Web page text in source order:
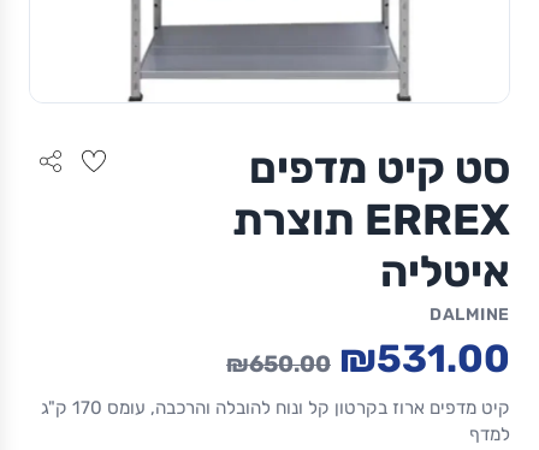
סט קיט מדפים
ERREX תוצרת
איטליה
DALMINE
₪531.00
₪650.00
קיט מדפים ארוז בקרטון קל ונוח להובלה והרכבה, עומס 170 ק"ג
למדף